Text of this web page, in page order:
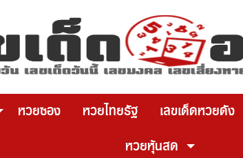
หวยซอง หวยไทยรัฐ เลขเด็ดหวยดัง
หวยหุ้นสด